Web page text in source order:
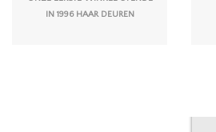
IN 1996 HAAR DEUREN